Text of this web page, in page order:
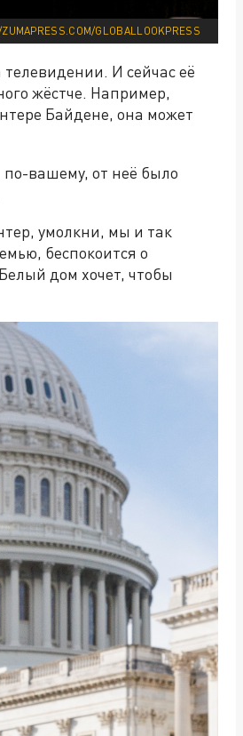
GLOBALLOOKPRESS
И сейчас её
жёстче. Например,
Байдене, она может
по-вашему, от неё было
умолкни, мы и так
беспокоится о
дом хочет, чтобы